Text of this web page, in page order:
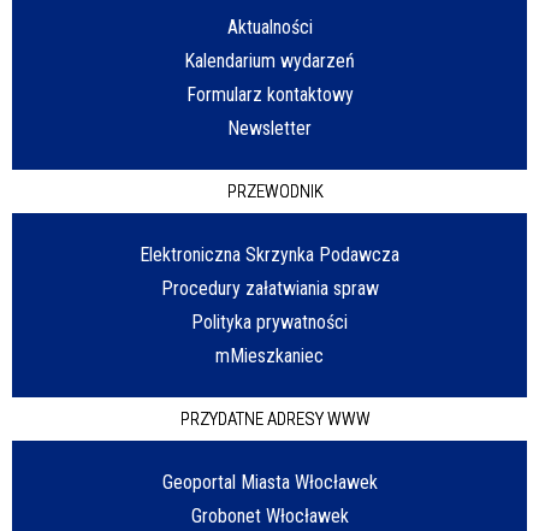
Aktualności
Kalendarium wydarzeń
Formularz kontaktowy
Newsletter
PRZEWODNIK
Elektroniczna Skrzynka Podawcza
Procedury załatwiania spraw
Polityka prywatności
mMieszkaniec
PRZYDATNE ADRESY WWW
Geoportal Miasta Włocławek
Grobonet Włocławek